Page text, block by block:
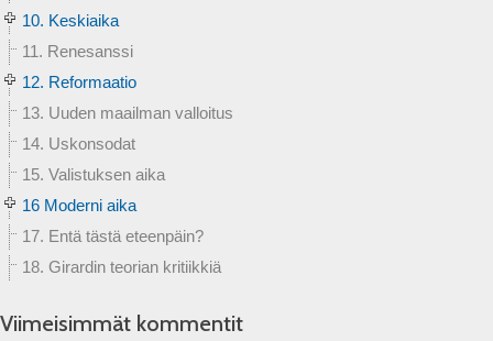
10. Keskiaika
11. Renesanssi
12. Reformaatio
13. Uuden maailman valloitus
14. Uskonsodat
15. Valistuksen aika
16 Moderni aika
17. Entä tästä eteenpäin?
18. Girardin teorian kritiikkiä
Viimeisimmät kommentit